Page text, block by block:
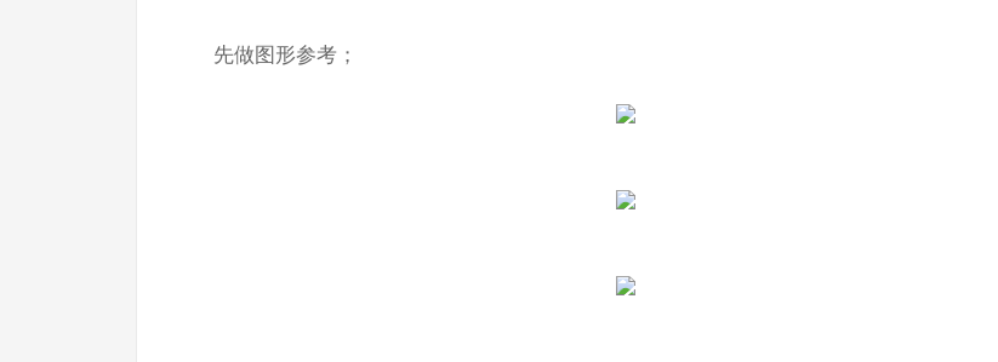
先做图形参考；